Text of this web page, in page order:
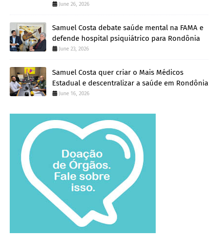
June 26, 2026
Samuel Costa debate saúde mental na FAMA e
defende hospital psiquiátrico para Rondônia
June 23, 2026
Samuel Costa quer criar o Mais Médicos
Estadual e descentralizar a saúde em Rondônia
June 16, 2026